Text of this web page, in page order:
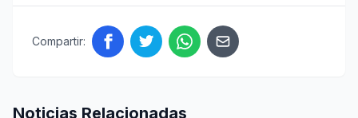
Compartir:
Noticias Relacionadas